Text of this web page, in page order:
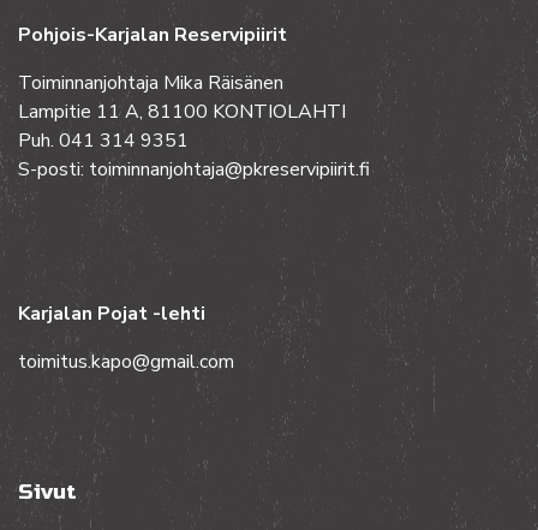
Pohjois-Karjalan Reservipiirit
Toiminnanjohtaja Mika Räisänen
Lampitie 11 A, 81100 KONTIOLAHTI
Puh. 041 314 9351
S-posti: toiminnanjohtaja@pkreservipiirit.fi
Karjalan Pojat -lehti
toimitus.kapo@gmail.com
Sivut